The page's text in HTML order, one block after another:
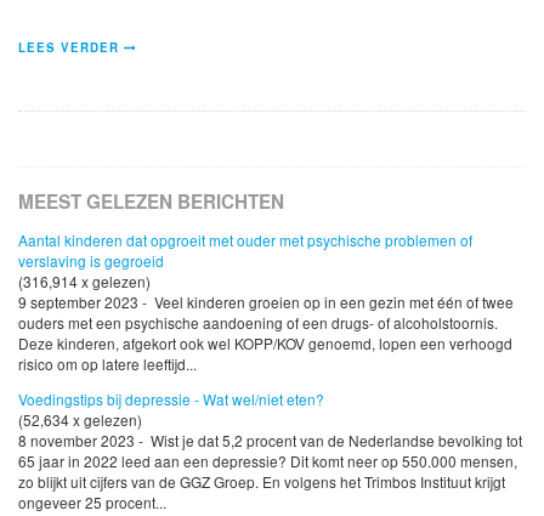
LEES VERDER
MEEST GELEZEN BERICHTEN
Aantal kinderen dat opgroeit met ouder met psychische problemen of
verslaving is gegroeid
(316,914 x gelezen)
9 september 2023 - Veel kinderen groeien op in een gezin met één of twee
ouders met een psychische aandoening of een drugs- of alcoholstoornis.
Deze kinderen, afgekort ook wel KOPP/KOV genoemd, lopen een verhoogd
risico om op latere leeftijd...
Voedingstips bij depressie - Wat wel/niet eten?
(52,634 x gelezen)
8 november 2023 - Wist je dat 5,2 procent van de Nederlandse bevolking tot
65 jaar in 2022 leed aan een depressie? Dit komt neer op 550.000 mensen,
zo blijkt uit cijfers van de GGZ Groep. En volgens het Trimbos Instituut krijgt
ongeveer 25 procent...